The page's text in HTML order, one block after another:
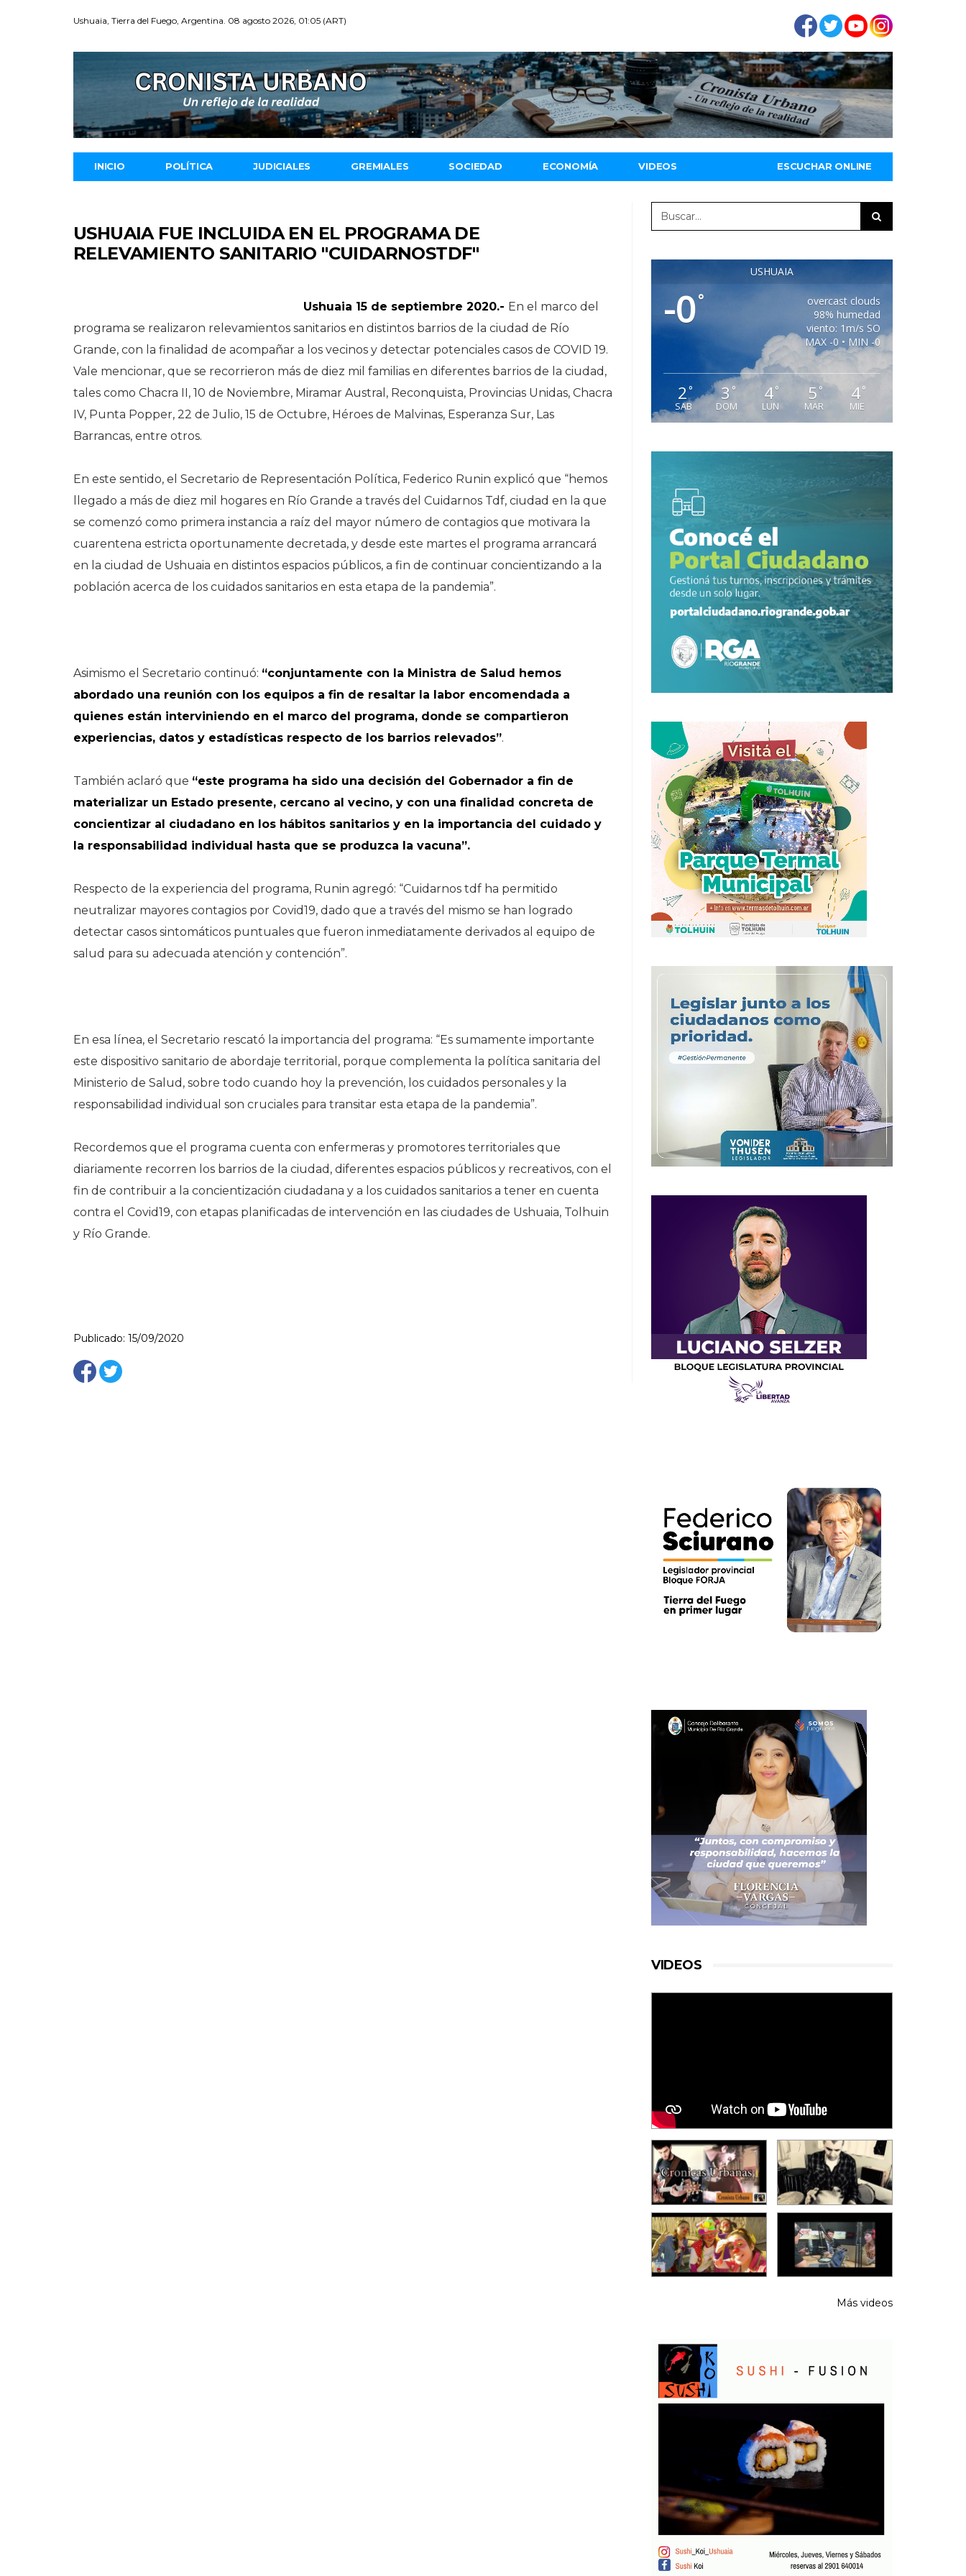
Ushuaia, Tierra del Fuego, Argentina. 08 agosto 2026, 01:05 (ART)
INICIO POLÍTICA JUDICIALES GREMIALES SOCIEDAD ECONOMÍA VIDEOS ESCUCHAR ONLINE
USHUAIA FUE INCLUIDA EN EL PROGRAMA DE
RELEVAMIENTO SANITARIO "CUIDARNOSTDF"
Ushuaia 15 de septiembre 2020.- En el marco del
programa se realizaron relevamientos sanitarios en distintos barrios de la ciudad de Río
Grande, con la finalidad de acompañar a los vecinos y detectar potenciales casos de COVID 19.
Vale mencionar, que se recorrieron más de diez mil familias en diferentes barrios de la ciudad,
tales como Chacra II, 10 de Noviembre, Miramar Austral, Reconquista, Provincias Unidas, Chacra
IV, Punta Popper, 22 de Julio, 15 de Octubre, Héroes de Malvinas, Esperanza Sur, Las
Barrancas, entre otros.
En este sentido, el Secretario de Representación Política, Federico Runin explicó que “hemos
llegado a más de diez mil hogares en Río Grande a través del Cuidarnos Tdf, ciudad en la que
se comenzó como primera instancia a raíz del mayor número de contagios que motivara la
cuarentena estricta oportunamente decretada, y desde este martes el programa arrancará
en la ciudad de Ushuaia en distintos espacios públicos, a fin de continuar concientizando a la
población acerca de los cuidados sanitarios en esta etapa de la pandemia”.
Asimismo el Secretario continuó: “conjuntamente con la Ministra de Salud hemos
abordado una reunión con los equipos a fin de resaltar la labor encomendada a
quienes están interviniendo en el marco del programa, donde se compartieron
experiencias, datos y estadísticas respecto de los barrios relevados”.
También aclaró que “este programa ha sido una decisión del Gobernador a fin de
materializar un Estado presente, cercano al vecino, y con una finalidad concreta de
concientizar al ciudadano en los hábitos sanitarios y en la importancia del cuidado y
la responsabilidad individual hasta que se produzca la vacuna”.
Respecto de la experiencia del programa, Runin agregó: “Cuidarnos tdf ha permitido
neutralizar mayores contagios por Covid19, dado que a través del mismo se han logrado
detectar casos sintomáticos puntuales que fueron inmediatamente derivados al equipo de
salud para su adecuada atención y contención”.
En esa línea, el Secretario rescató la importancia del programa: “Es sumamente importante
este dispositivo sanitario de abordaje territorial, porque complementa la política sanitaria del
Ministerio de Salud, sobre todo cuando hoy la prevención, los cuidados personales y la
responsabilidad individual son cruciales para transitar esta etapa de la pandemia”.
Recordemos que el programa cuenta con enfermeras y promotores territoriales que
diariamente recorren los barrios de la ciudad, diferentes espacios públicos y recreativos, con el
fin de contribuir a la concientización ciudadana y a los cuidados sanitarios a tener en cuenta
contra el Covid19, con etapas planificadas de intervención en las ciudades de Ushuaia, Tolhuin
y Río Grande.
Publicado: 15/09/2020
USHUAIA
-0°
overcast clouds
98% humedad
viento: 1m/s SO
MAX -0 • MIN -0
2°
SAB
3 °
DOM
4°
LUN
5 °
MAR
4°
MIE
VIDEOS
Más videos